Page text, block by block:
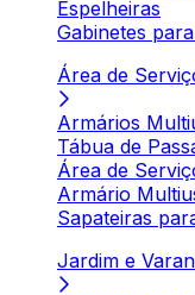
Espelheiras
Gabinetes
Área de
Armários
Tábua de
Área de
Armário
Sapateiras
Jardim e